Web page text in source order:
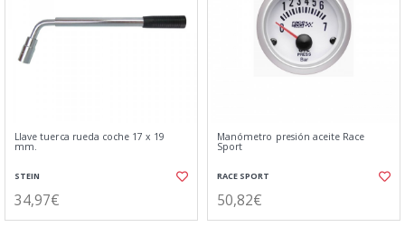
Llave tuerca rueda coche 17 x 19
mm.
STEIN
34,97€
Manómetro presión aceite Race
Sport
RACE SPORT
50,82€